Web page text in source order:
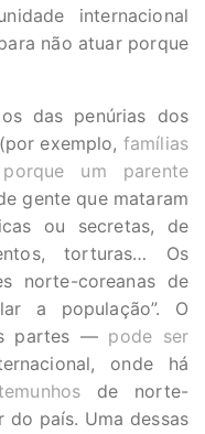
internacional
não atuar porque
das penúrias dos
exemplo, famílias
um parente
gente que mataram
ou secretas, de
torturas… Os
norte-coreanas de
a população”. O
partes — pode ser
onde há
de norte-
do país. Uma dessas